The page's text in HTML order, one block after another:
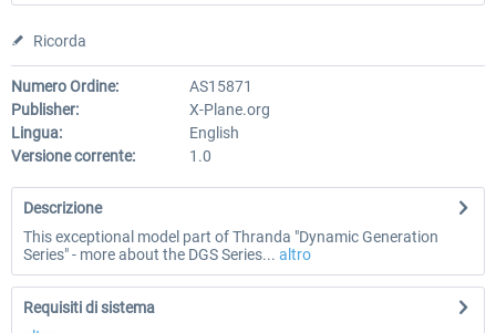
Ricorda
Numero Ordine:
AS15871
Publisher:
X-Plane.org
Lingua:
English
Versione corrente:
1.0
Descrizione
This exceptional model part of Thranda "Dynamic Generation
Series" - more about the DGS Series... altro
Requisiti di sistema